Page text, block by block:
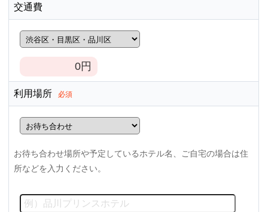
交通費
0円
利用場所 必須
お待ち合わせ場所や予定しているホテル名、ご自宅の場合は住
所などを入力ください。